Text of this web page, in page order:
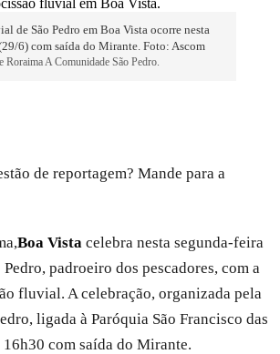
de São Pedro em Boa Vista ocorre nesta
6) com saída do Mirante. Foto: Ascom
Roraima A Comunidade São Pedro.
de reportagem? Mande para a
Boa Vista celebra nesta segunda-feira
padroeiro dos pescadores, com a
fluvial. A celebração, organizada pela
ligada à Paróquia São Francisco das
16h30 com saída do Mirante.